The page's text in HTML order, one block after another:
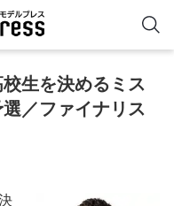
生を決めるミス
／ファイナリス